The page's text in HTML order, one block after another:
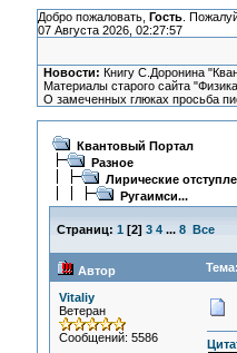
Добро пожаловать, Гость.
07 Августа 2026, 02:27:57
Новости: Книгу С.Доронина
Материалы старого сайта
О замеченных глюках просьба
Квантовый Портал
Разное
Лирические
Ругаимси...
Страниц: 1 [2] 3 4 ... 8 Все
Автор
Vitaliy
Ветеран
Сообщений: 5586